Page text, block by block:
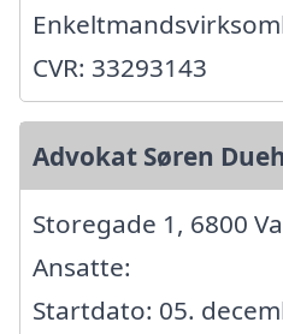
CVR: 33293143
Advokat Søren
Storegade 1, 6800
Ansatte:
Startdato: 05.